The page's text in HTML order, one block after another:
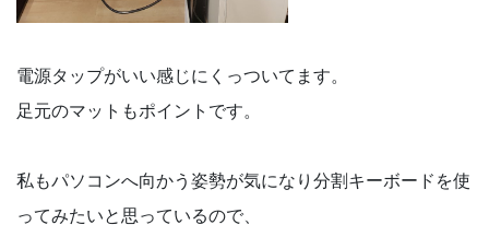
電源タップがいい感じにくっついてます。
足元のマットもポイントです。
私もパソコンへ向かう姿勢が気になり分割キーボードを使
ってみたいと思っているので、